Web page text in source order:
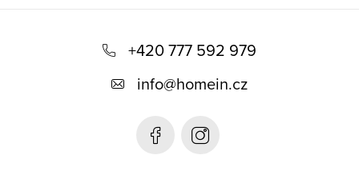
+420 777 592 979
info@homein.cz